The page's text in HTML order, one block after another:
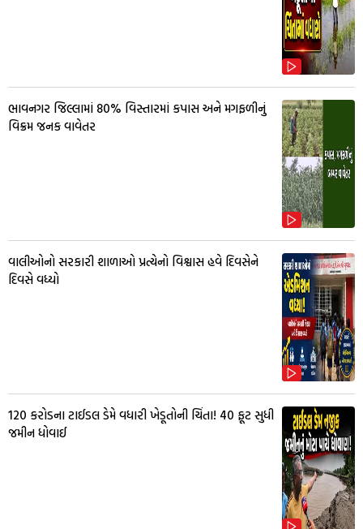
ભાવનગર જિલ્લામાં 80% વિસ્તારમાં કપાસ અને મગફળીનું
વિક્રમ જનક વાવેતર
વાલીઓનો સરકારી શાળાઓ પ્રત્યેનો વિશ્વાસ હવે દિવસેને
દિવસે વધ્યો
₹120 કરોડના ટાઈડલ ડેમે વધારી ખેડૂતોની ચિંતા! 40 ફૂટ સુધી
જમીન ધોવાઈ